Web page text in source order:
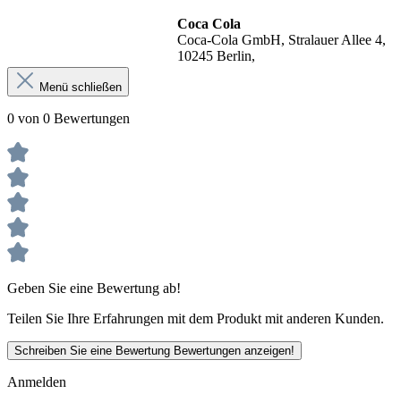
Coca Cola
Coca-Cola GmbH, Stralauer Allee 4,
10245 Berlin,
Menü schließen
0 von 0 Bewertungen
Geben Sie eine Bewertung ab!
Teilen Sie Ihre Erfahrungen mit dem Produkt mit anderen Kunden.
Schreiben Sie eine Bewertung Bewertungen anzeigen!
Anmelden